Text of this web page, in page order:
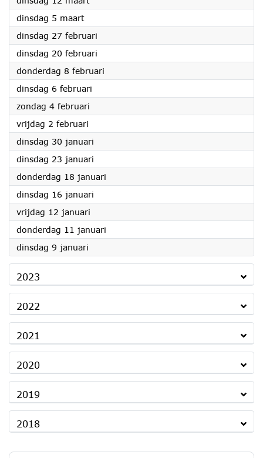
dinsdag 5 maart2024
dinsdag 27 februari
dinsdag 20 februari
donderdag 8 februari
dinsdag 6 februari
zondag 4 februari
vrijdag 2 februari
dinsdag 30 januari
dinsdag 23 januari
donderdag 18 januari
dinsdag 16 januari
vrijdag 12 januari
donderdag 11 januari
dinsdag 9 januari
2023
2022
2021
2020
2019
2018